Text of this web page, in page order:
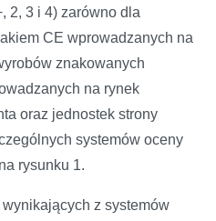
2, 3 i 4) zarówno dla
CE wprowadzanych na
znakowanych
na rynek
oraz jednostek strony
systemów oceny
rysunku 1.
z systemów